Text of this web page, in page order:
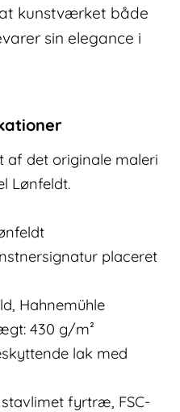
kunstværket både
sin elegance i
af det originale maleri
Lønfeldt.
placeret
Hahnemühle
430 g/m²
lak med
fyrtræ, FSC-